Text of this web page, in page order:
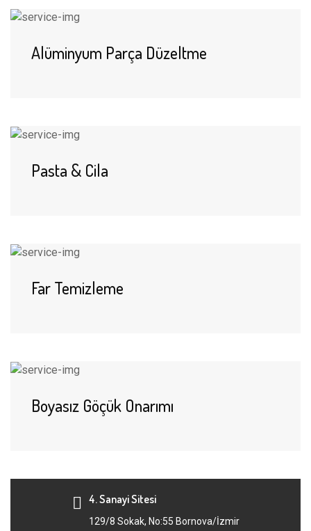
Alüminyum Parça Düzeltme
Pasta & Cila
Far Temizleme
Boyasız Göçük Onarımı
4. Sanayi Sitesi
129/8 Sokak, No:55 Bornova/İzmir